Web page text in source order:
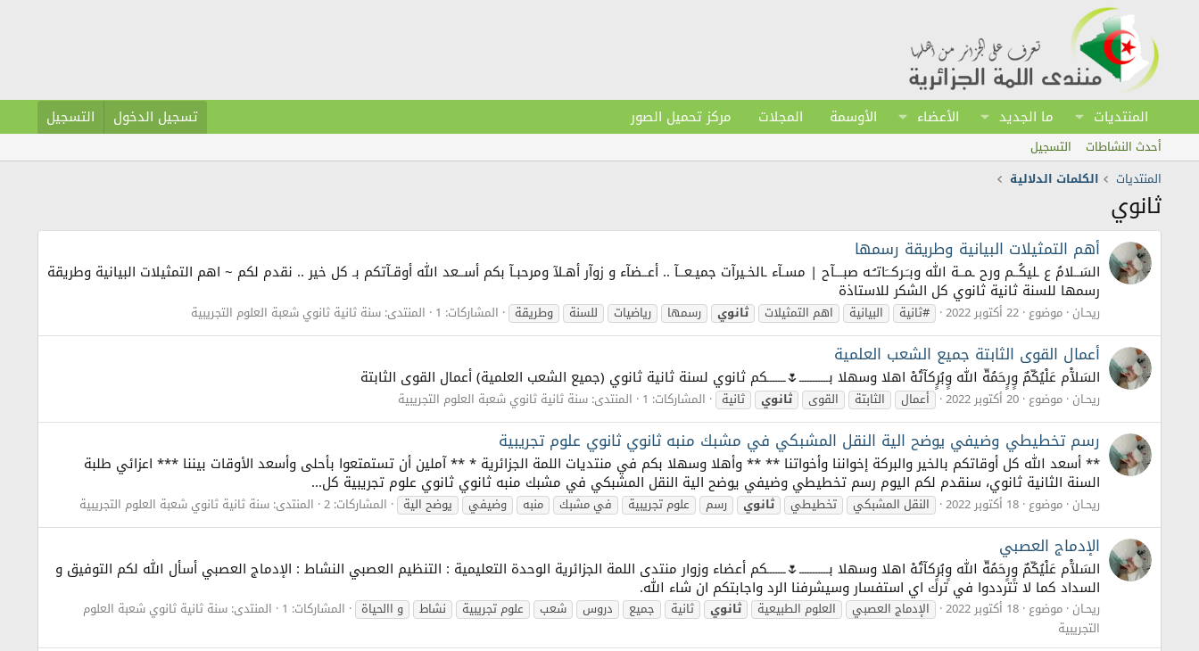
المنتديات ما الجديد الأعضاء الأوسمة المجلات مركز تحميل الصور تسجيل الدخول التسجيل
أحدث النشاطات
التسجيل
المنتديات
الكلمات الدلالية
ثانوي
أهم التمثيلات البيانية وطريقة رسمها
السَــلامُ ع ـليكُــم ورح ـمــة الله وبـَـركــَاتـُـه صبـــآح | مسـآء ـالخـيرآت جميـعــآ .. أعــضآء و زوآر أهـلآ ومرحبـآ بكم أســعد الله أوقـآتكم بـ كل خير .. نقدم لكم ~ اهم التمثيلات البيانية وطريقة
رسمها للسنة ثانية ثانوي كل الشكر للاستاذة
ريحـان موضوع 22 أكتوبر 2022 #ثانية البيانية اهم التمثيلات ثانوي رسمها رياضيات للسنة وطريقة المشاركات: 1 المنتدى: سنة ثانية ثانوي شعبة العلوم التجريبية
أعمال القوى الثابتة جميع الشعب العلمية
السَلآْم عَلْيُكّمٌ وٍرٍحَمُةّ الله وٍبُرٍكآتُهْ اهلا وسهلا بـــــــــــ🌷ـــــــكم ثانوي لسنة ثانية ثانوي (جميع الشعب العلمية) أعمال القوى الثابتة
ريحـان موضوع 20 أكتوبر 2022 أعمال الثابتة القوى ثانوي ثانية المشاركات: 1 المنتدى: سنة ثانية ثانوي شعبة العلوم التجريبية
رسم تخطيطي وضيفي يوضح الية النقل المشبكي في مشبك منبه ثانوي ثانوي علوم تجريبية
** أسعد الله كل أوقاتكم بالخير والبركة إخواننا وأخواتنا ** ** وأهلا وسهلا بكم في منتديات اللمة الجزائرية * ** آملين أن تستمتعوا بأحلى وأسعد الأوقات بيننا *** اعزائي طلبة
السنة الثانية ثانوي، سنقدم لكم اليوم رسم تخطيطي وضيفي يوضح الية النقل المشبكي في مشبك منبه ثانوي ثانوي علوم تجريبية كل...
ريحـان موضوع 18 أكتوبر 2022 النقل المشبكي تخطيطي ثانوي رسم علوم تجريبية في مشبك منبه وضيفي يوضح الية المشاركات: 2 المنتدى: سنة ثانية ثانوي شعبة العلوم التجريبية
الإدماج العصبي
السَلآْم عَلْيُكّمٌ وٍرٍحَمُةّ الله وٍبُرٍكآتُهْ اهلا وسهلا بـــــــــــ🌷ـــــــكم أعضاء وزوار منتدى اللمة الجزائرية الوحدة التعليمية : التنظيم العصبي النشاط : الإدماج العصبي أسأل الله لكم التوفيق و
السداد كما لا تترددوا في ترك اي استفسار وسيشرفنا الرد واجابتكم ان شاء الله.
ريحـان موضوع 18 أكتوبر 2022 الإدماج العصبي العلوم الطبيعية ثانوي ثانية جميع دروس شعب علوم تجريبية نشاط و االحياة المشاركات: 1 المنتدى: سنة ثانية ثانوي شعبة العلوم
التجريبية